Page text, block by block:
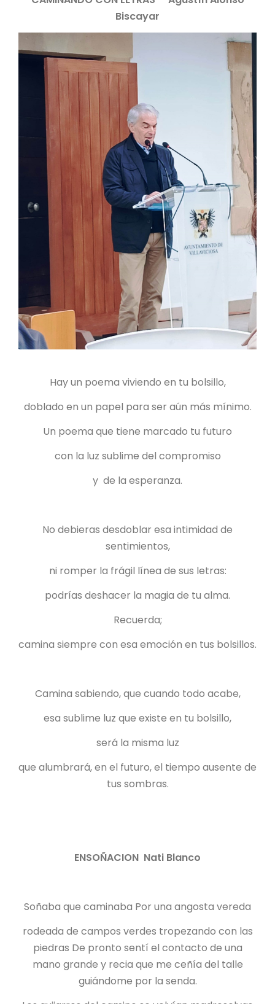
Biscayar
Hay un poema viviendo en tu bolsillo,
doblado en un papel para ser aún más mínimo.
Un poema que tiene marcado tu futuro
con la luz sublime del compromiso
y de la esperanza.
No debieras desdoblar esa intimidad de
sentimientos,
ni romper la frágil línea de sus letras:
podrías deshacer la magia de tu alma.
Recuerda;
camina siempre con esa emoción en tus bolsillos.
Camina sabiendo, que cuando todo acabe,
esa sublime luz que existe en tu bolsillo,
será la misma luz
que alumbrará, en el futuro, el tiempo ausente de
tus sombras.
ENSOÑACION Nati Blanco
Soñaba que caminaba Por una angosta vereda
rodeada de campos verdes tropezando con las
piedras De pronto sentí el contacto de una
mano grande y recia que me ceñía del talle
guiándome por la senda.